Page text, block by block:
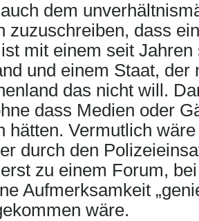
dem
zuzuschreiben, dass
mit einem seit
und einem Staat,
das nicht will.
dass Medien oder
hätten. Vermutlich
durch den
zu einem Forum,
Aufmerksamkeit
wäre.